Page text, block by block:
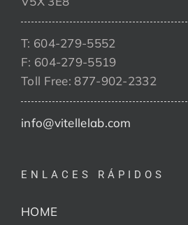
T: 604-279-5552
F: 604-279-5519
Toll Free: 877-902-2332
info@vitellelab.com
ENLACES RÁPIDOS
HOME